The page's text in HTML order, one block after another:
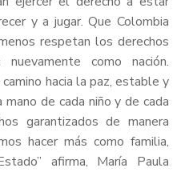
y a jugar. Que Colombia
respetan los derechos
como nación.
hacia la paz, estable y
de cada niño y de cada
garantizados de manera
hacer más como familia,
afirma, María Paula